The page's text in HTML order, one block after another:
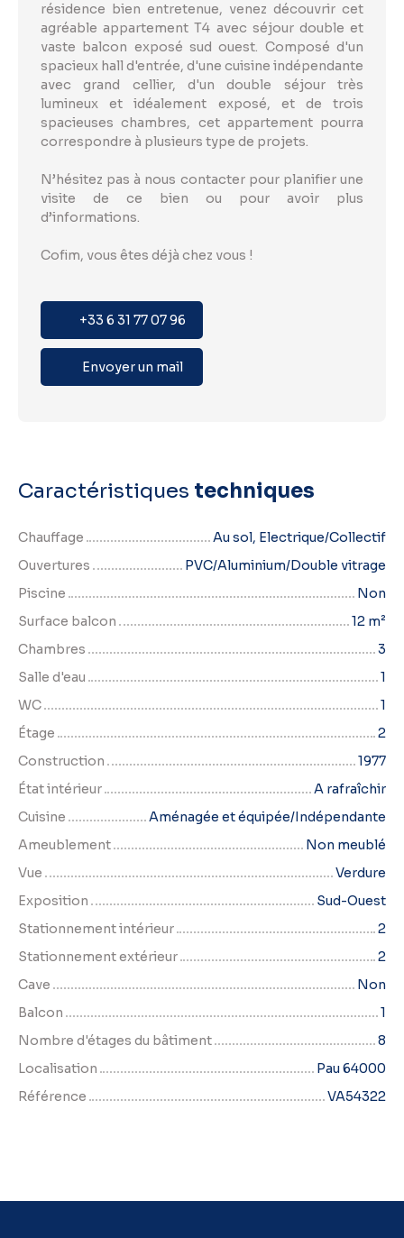
résidence bien entretenue, venez découvrir cet
agréable appartement T4 avec séjour double et
vaste balcon exposé sud ouest. Composé d'un
spacieux hall d'entrée, d'une cuisine indépendante
avec grand cellier, d'un double séjour très
lumineux et idéalement exposé, et de trois
spacieuses chambres, cet appartement pourra
correspondre à plusieurs type de projets.
N’hésitez pas à nous contacter pour planifier une
visite de ce bien ou pour avoir plus
d’informations.
Cofim, vous êtes déjà chez vous !
+33 6 31 77 07 96
Envoyer un mail
Caractéristiques techniques
Chauffage
Au sol, Electrique/Collectif
Ouvertures
PVC/Aluminium/Double vitrage
Piscine
Non
Surface balcon
12 m²
Chambres
3
Salle d'eau
1
WC
1
Étage
2
Construction
1977
État intérieur
A rafraîchir
Cuisine
Aménagée et équipée/Indépendante
Ameublement
Non meublé
Vue
Verdure
Exposition
Sud-Ouest
Stationnement intérieur
2
Stationnement extérieur
2
Cave
Non
Balcon
1
Nombre d'étages du bâtiment
8
Localisation
Pau 64000
Référence
VA54322